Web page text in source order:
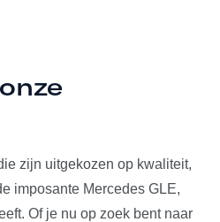
zijn uitgekozen op kwaliteit,
imposante Mercedes GLE,
Of je nu op zoek bent naar